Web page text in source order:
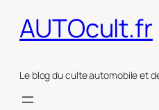
AUTOcult.fr
Le blog du culte automobile et